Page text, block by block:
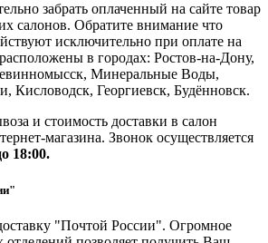
забрать оплаченный на сайте товар
салонов. Обратите внимание что
исключительно при оплате на
в городах: Ростов-на-Дону,
Минеральные Воды,
Кисловодск, Георгиевск, Будённовск.
и стоимость доставки в салон
магазина. Звонок осуществляется
18:00.
"Почтой России". Огромное